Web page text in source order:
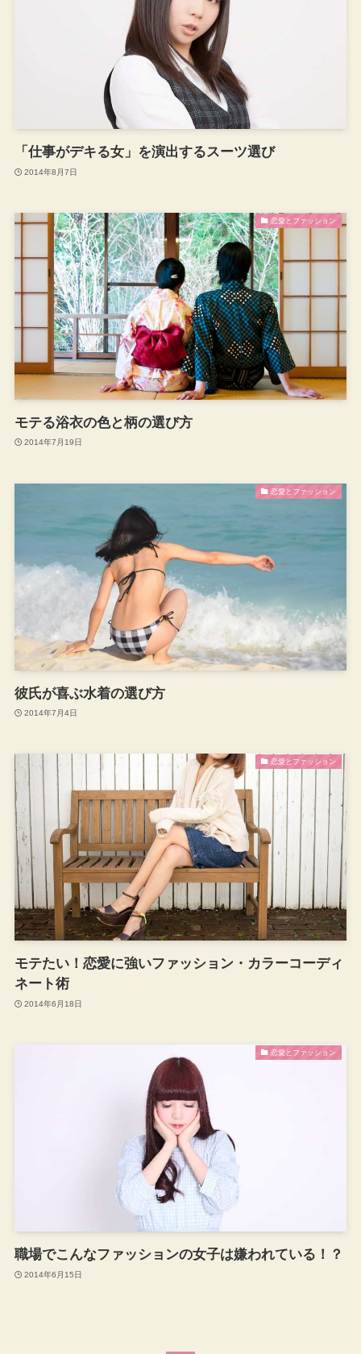
「仕事がデキる女」を演出するスーツ選び
2014年8月7日
恋愛とファッション
モテる浴衣の色と柄の選び方
2014年7月19日
恋愛とファッション
彼氏が喜ぶ水着の選び方
2014年7月4日
恋愛とファッション
モテたい！恋愛に強いファッション・カラーコーディ
ネート術
2014年6月18日
恋愛とファッション
職場でこんなファッションの女子は嫌われている！？
2014年6月15日